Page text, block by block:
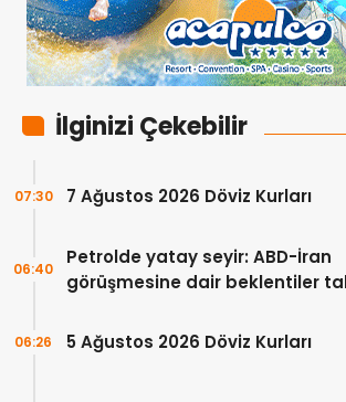
İlginizi Çekebilir
7 Ağustos 2026 Döviz Kurları
07:30
Petrolde yatay seyir: ABD-İran
görüşmesine dair beklentiler
06:40
5 Ağustos 2026 Döviz Kurları
06:26